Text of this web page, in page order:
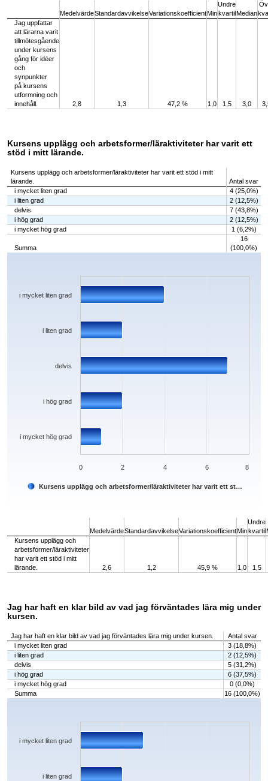
MedelvärdeStandardavvikelseVariationskoefficientMin
Undre
kvartilMedian
Jag uppfattar
att lärarna varit
tillmötesgående
under kursens
gång för idéer
och
synpunkter
på kursens
utformning och
innehåll.
2,8 1,3 47,2 % 1,0 1,5 3,0
Kursens upplägg och arbetsformer/läraktiviteter har varit ett
stöd i mitt lärande.
Kursens upplägg och arbetsformer/läraktiviteter har varit ett stöd i mitt
lärande.
Antal svar
i mycket liten grad
4 (25,0%)
i liten grad
2 (12,5%)
delvis
7 (43,8%)
i hög grad
2 (12,5%)
i mycket hög grad
1 (6,2%)
Summa
16
(100,0%)
Chart
The chart has 1 X axis displaying categories.
The chart has 1 Y axis displaying values. Data ranges from 1 to 7.
Kursens upplägg och arbetsformer/läraktiviteter har varit ett st…
i mycket hög grad
i hög grad
delvis
i liten grad
i mycket liten grad
0 2 4 6 8
MedelvärdeStandardavvikelseVariationskoefficientMin
Undre
kvartil
Kursens upplägg och
arbetsformer/läraktiviteter
har varit ett stöd i mitt
lärande.
2,6 1,2 45,9 % 1,0 1,5
Jag har haft en klar bild av vad jag förväntades lära mig under
kursen.
Jag har haft en klar bild av vad jag förväntades lära mig under kursen.
Antal svar
i mycket liten grad
3 (18,8%)
i liten grad
2 (12,5%)
delvis
5 (31,2%)
i hög grad
6 (37,5%)
i mycket hög grad
0 (0,0%)
Summa
16 (100,0%)
Chart
The chart has 1 X axis displaying categories.
The chart has 1 Y axis displaying values. Data ranges from 0 to 6.
i liten grad
i mycket liten grad